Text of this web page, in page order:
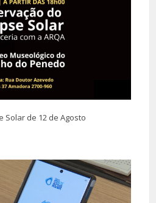
Solar de 12 de Agosto